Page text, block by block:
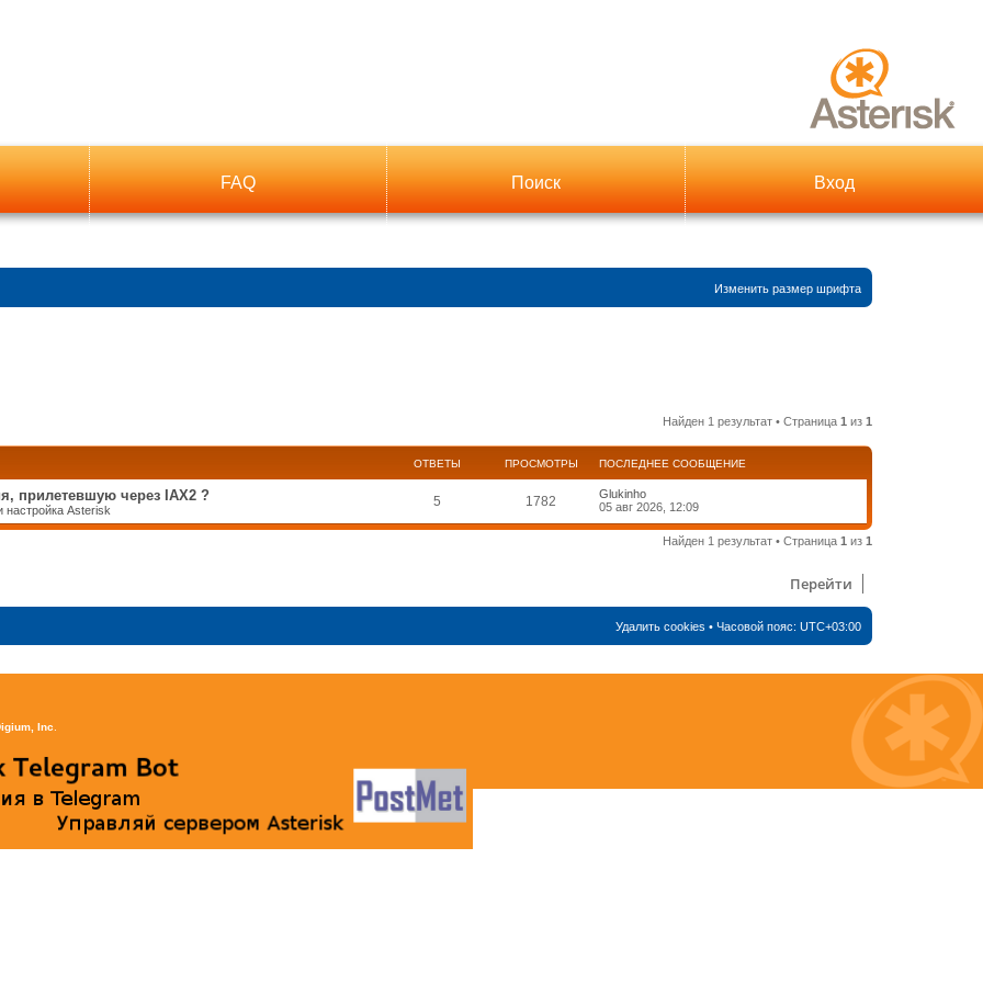
FAQ Поиск Вход
Изменить размер шрифта
Найден 1 результат • Страница1 из1
ОТВЕТЫ ПРОСМОТРЫ ПОСЛЕДНЕЕ СООБЩЕНИЕ
прилетевшую через IAX2 ?
настройка Asterisk
5 1782
Glukinho
05 авг 2026, 12:09
Найден 1 результат • Страница1 из1
Перейти
Удалить cookies • Часовой пояс:UTC+03:00
Inc.